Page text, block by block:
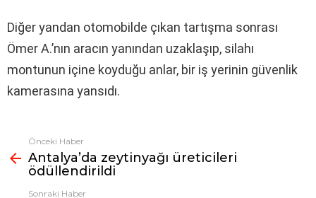
Diğer yandan otomobilde çıkan tartışma sonrası
Ömer A.’nın aracın yanından uzaklaşıp, silahı
montunun içine koyduğu anlar, bir iş yerinin güvenlik
kamerasına yansıdı.
Fazlasına
bak
Önceki Haber
Antalya’da zeytinyağı üreticileri
ödüllendirildi
Sonraki Haber